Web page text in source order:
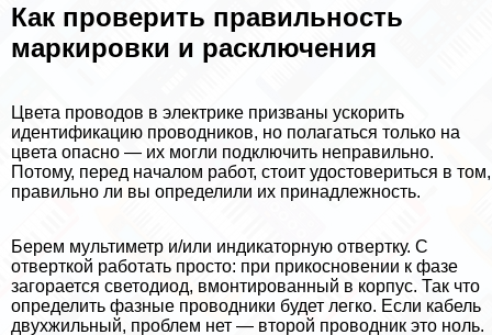
Как проверить правильность
маркировки и расключения
Цвета проводов в электрике призваны ускорить
идентификацию проводников, но полагаться только на
цвета опасно — их могли подключить неправильно.
Потому, перед началом работ, стоит удостовериться в том,
правильно ли вы определили их принадлежность.
Берем мультиметр и/или индикаторную отвертку. С
отверткой работать просто: при прикосновении к фазе
загорается светодиод, вмонтированный в корпус. Так что
определить фазные проводники будет легко. Если кабель
двухжильный, проблем нет — второй проводник это ноль.